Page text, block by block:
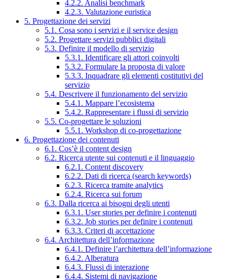
4.2.2. Analisi benchmark
4.2.3. Valutazione euristica
5. Progettazione dei servizi
5.1. Cosa sono i servizi e il service design
5.2. Progettare servizi pubblici digitali
5.3. Definire il modello di servizio
5.3.1. Identificare gli attori coinvolti
5.3.2. Formulare la proposta di valore
5.3.3. Inquadrare gli elementi costitutivi del
servizio
5.4. Descrivere il funzionamento del servizio
5.4.1. Mappare l’ecosistema
5.4.2. Rappresentare i flussi di servizio
5.5. Co-progettare le soluzioni
5.5.1. Workshop di co-progettazione
6. Progettazione dei contenuti
6.1. Cos’è il content design
6.2. Ricerca utente sui contenuti e il linguaggio
6.2.1. Content discovery
6.2.2. Dati di ricerca (search keywords)
6.2.3. Ricerca tramite analytics
6.2.4. Ricerca sui forum
6.3. Dalla ricerca ai bisogni degli utenti
6.3.1. User stories per definire i contenuti
6.3.2. Job stories per definire i contenuti
6.3.3. Criteri di accettazione
6.4. Architettura dell’informazione
6.4.1. Definire l’architettura dell’informazione
6.4.2. Alberatura
6.4.3. Flussi di interazione
6.4.4. Sistemi di navigazione